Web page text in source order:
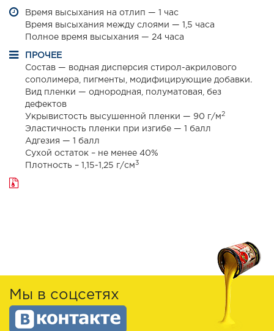
Время высыхания на отлип — 1 час
Время высыхания между слоями — 1,5 часа
Полное время высыхания — 24 часа
ПРОЧЕЕ
Состав — водная дисперсия стирол-акрилового
сополимера, пигменты, модифицирующие добавки.
Вид пленки — однородная, полуматовая, без
дефектов
Укрывистость высушенной пленки — 90 г/м2
Эластичность пленки при изгибе — 1 балл
Адгезия — 1 балл
Сухой остаток – не менее 40%
Плотность – 1,15-1,25 г/см3
Мы в соцсетях